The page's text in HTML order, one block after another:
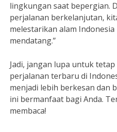
lingkungan saat bepergian.
perjalanan berkelanjutan,
melestarikan alam
mendatang.”
Jadi, jangan lupa untuk
perjalanan terbaru di
menjadi lebih berkesan dan
ini bermanfaat bagi Anda.
membaca!